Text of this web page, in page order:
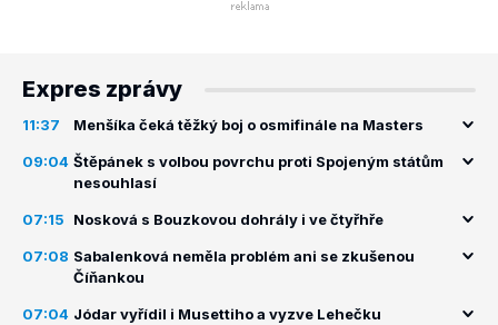
Expres zprávy
11:37 Menšíka čeká těžký boj o osmifinále na Masters
09:04 Štěpánek s volbou povrchu proti Spojeným státům
nesouhlasí
07:15 Nosková s Bouzkovou dohrály i ve čtyřhře
07:08 Sabalenková neměla problém ani se zkušenou
Číňankou
07:04 Jódar vyřídil i Musettiho a vyzve Lehečku